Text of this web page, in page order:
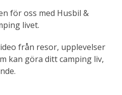
för oss med Husbil &
livet.
från resor, upplevelser
kan göra ditt camping liv,